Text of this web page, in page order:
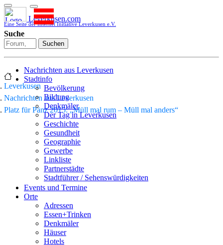
Leverkusen.com
Eine Seite der Internet Initiative Leverkusen e.V.
Suche
Suchen
Nachrichten aus Leverkusen
Stadtinfo
Bevölkerung
Bildung
Denkmäler
Der Tag in Leverkusen
Geschichte
Gesundheit
Geographie
Gewerbe
Linkliste
Partnerstädte
Stadtführer / Sehenswürdigkeiten
Stadtplan
Sport
Who is who
Wohnen
Events und Termine
Orte
Adressen
Essen+Trinken
Denkmäler
Häuser
Hotels
Leverkusen
Nachrichten aus Leverkusen
Platz für Pänz 2015: „Müll mal rum – Müll mal anders“